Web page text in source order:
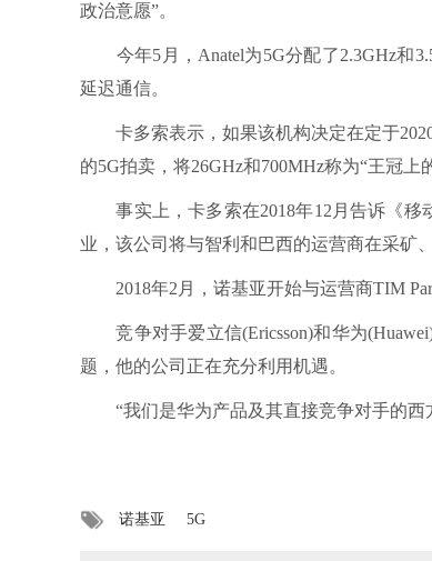
政治意愿”。
今年5月，Anatel为5G分配了2.3GHz和
延迟通信。
卡多索表示，如果该机构决定在定于2020
的5G拍卖，将26GHz和700MHz称为“王冠上
事实上，卡多索在2018年12月告诉《移
业，该公司将与智利和巴西的运营商在采矿
2018年2月，诺基亚开始与运营商TIM
竞争对手爱立信(Ericsson)和华为
题，他的公司正在充分利用机遇。
“我们是华为产品及其直接竞争对手的西
诺基亚 5G